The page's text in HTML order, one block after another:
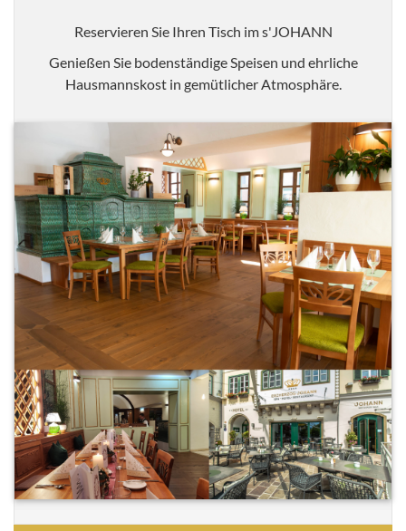
Reservieren Sie Ihren Tisch im s'JOHANN
Genießen Sie bodenständige Speisen und ehrliche
Hausmannskost in gemütlicher Atmosphäre.